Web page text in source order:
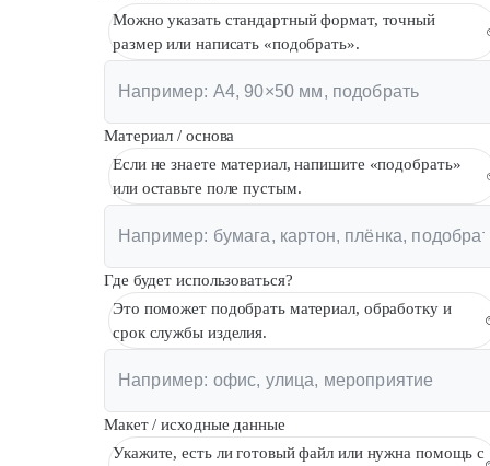
Можно указать стандартный формат, точный
размер или написать «подобрать».
Материал / основа
Если не знаете материал, напишите «подобрать»
или оставьте поле пустым.
Где будет использоваться?
Это поможет подобрать материал, обработку и
срок службы изделия.
Макет / исходные данные
Укажите, есть ли готовый файл или нужна помощь с